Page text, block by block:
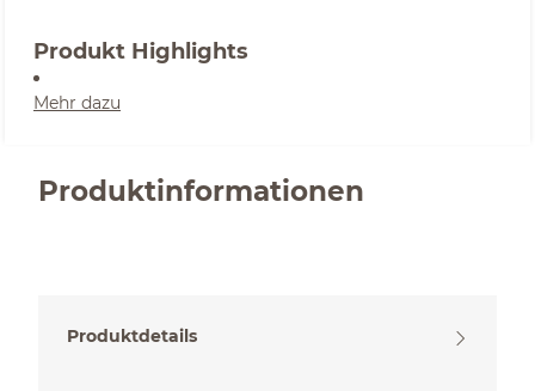
Produkt Highlights
Mehr dazu
Produktinformationen
Produktdetails